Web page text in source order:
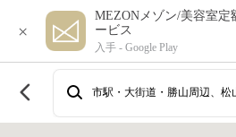
×
MEZONメゾン/美容室定
ービス
入手 - Google Play
市駅・大街道・勝山周辺、松
このエリアで再検索